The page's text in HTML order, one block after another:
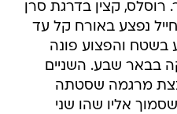
ב-6 בינואר. רוסלס, קצין בדרגת סרן
נפצע באורח קל עד
בשטח והפצוע פונה
בבאר שבע. השניים
מרגמה שסטתה
אליו שהו שני